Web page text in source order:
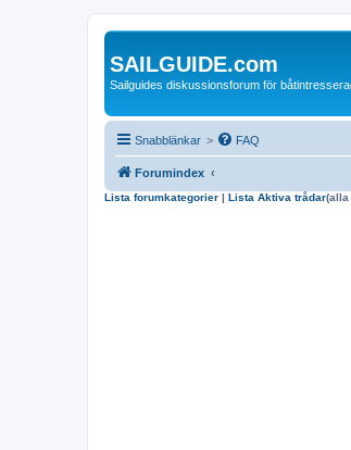
SAILGUIDE.com
Sailguides diskussionsforum för
Snabblänkar > FAQ
Forumindex
Lista forumkategorier | Lista Aktiva trådar(alla